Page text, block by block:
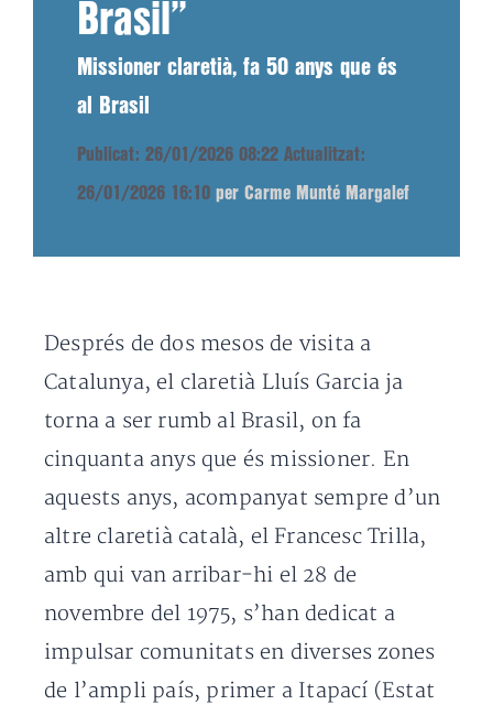
Brasil”
Missioner claretià, fa 50 anys que és
al Brasil
Publicat: 26/01/2026 08:22 Actualitzat:
26/01/2026 16:10 per Carme Munté Margalef
Després de dos mesos de visita a
Catalunya, el claretià Lluís Garcia ja
torna a ser rumb al Brasil, on fa
cinquanta anys que és missioner. En
aquests anys, acompanyat sempre d’un
altre claretià català, el Francesc Trilla,
amb qui van arribar-hi el 28 de
novembre del 1975, s’han dedicat a
impulsar comunitats en diverses zones
de l’ampli país, primer a Itapací (Estat